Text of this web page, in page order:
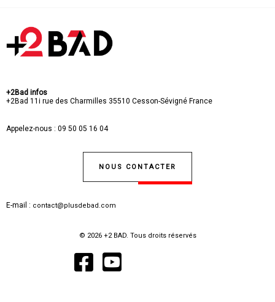
+2Bad infos
+2Bad 11i rue des Charmilles 35510 Cesson-Sévigné France
Appelez-nous : 09 50 05 16 04
NOUS CONTACTER
E-mail : contact@plusdebad.com
© 2026 +2 BAD. Tous droits réservés